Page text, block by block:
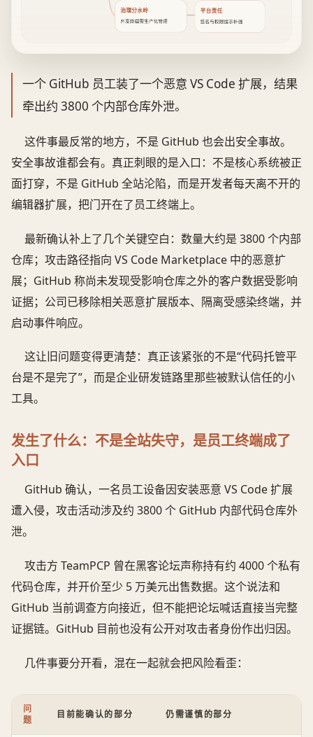
治理分水岭
开发终端需生产化管理
平台责任
签名与权限提示补强
一个 GitHub 员工装了一个恶意 VS Code 扩展，结果
牵出约 3800 个内部仓库外泄。
这件事最反常的地方，不是 GitHub 也会出安全事故。
安全事故谁都会有。真正刺眼的是入口：不是核心系统被正
面打穿，不是 GitHub 全站沦陷，而是开发者每天离不开的
编辑器扩展，把门开在了员工终端上。
最新确认补上了几个关键空白：数量大约是 3800 个内部
仓库；攻击路径指向 VS Code Marketplace 中的恶意扩
展；GitHub 称尚未发现受影响仓库之外的客户数据受影响
证据；公司已移除相关恶意扩展版本、隔离受感染终端，并
启动事件响应。
这让旧问题变得更清楚：真正该紧张的不是“代码托管平
台是不是完了”，而是企业研发链路里那些被默认信任的小
工具。
发生了什么：不是全站失守，是员工终端成了
入口
GitHub 确认，一名员工设备因安装恶意 VS Code 扩展
遭入侵，攻击活动涉及约 3800 个 GitHub 内部代码仓库外
泄。
攻击方 TeamPCP 曾在黑客论坛声称持有约 4000 个私有
代码仓库，并开价至少 5 万美元出售数据。这个说法和
GitHub 当前调查方向接近，但不能把论坛喊话直接当完整
证据链。GitHub 目前也没有公开对攻击者身份作出归因。
几件事要分开看，混在一起就会把风险看歪：
问
题
目前能确认的部分 仍需谨慎的部分